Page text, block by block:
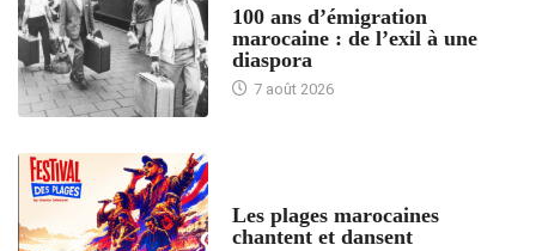
100 ans d’émigration
marocaine : de l’exil à une
diaspora
7 août 2026
Les plages marocaines
chantent et dansent